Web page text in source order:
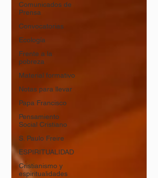
Comunicados de
Prensa
Convocatorias
Ecología
Frente a la
pobreza
Material formativo
Notas para llevar
Papa Francisco
Pensamiento
Social Cristiano
S. Paulo Freire
ESPIRITUALIDAD
Cristianismo y
espiritualidades